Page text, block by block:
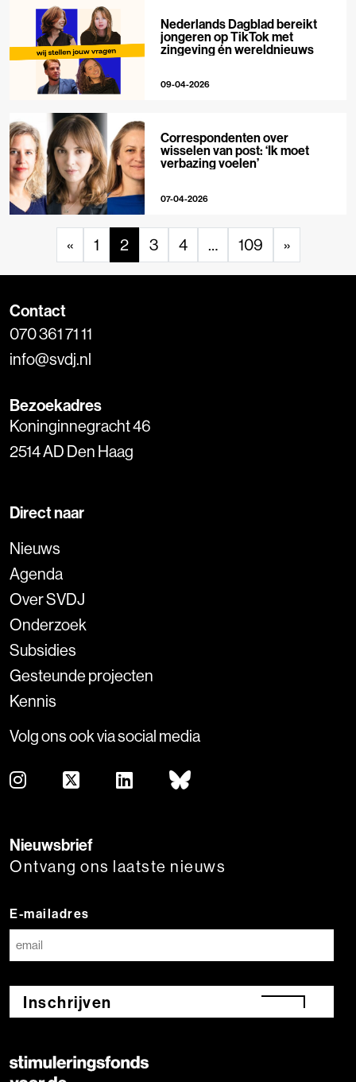
Nederlands Dagblad bereikt
jongeren op TikTok met
zingeving én wereldnieuws
09-04-2026
Correspondenten over
wisselen van post: ‘Ik moet
verbazing voelen’
07-04-2026
« 1 2 3 4 … 109 »
Contact
070 361 71 11
info@svdj.nl
Bezoekadres
Koninginnegracht 46
2514 AD Den Haag
Direct naar
Nieuws
Agenda
Over SVDJ
Onderzoek
Subsidies
Gesteunde projecten
Kennis
Volg ons ook via social media
Nieuwsbrief
Ontvang ons laatste nieuws
E-mailadres
Inschrijven